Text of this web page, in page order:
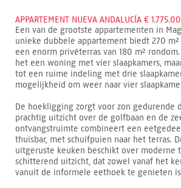
APPARTEMENT NUEVA ANDALUCÍA €
Een van de grootste appartementen in
unieke dubbele appartement biedt 270
een enorm privéterras van 180 m²
het een woning met vier slaapkamers,
tot een ruime indeling met drie
mogelijkheid om weer naar vier
De hoekligging zorgt voor zon gedurende
prachtig uitzicht over de golfbaan en de
ontvangstruimte combineert een
thuisbar, met schuifpuien naar het terras.
uitgeruste keuken beschikt over moderne
schitterend uitzicht, dat zowel vanaf het
vanuit de informele eethoek te genieten